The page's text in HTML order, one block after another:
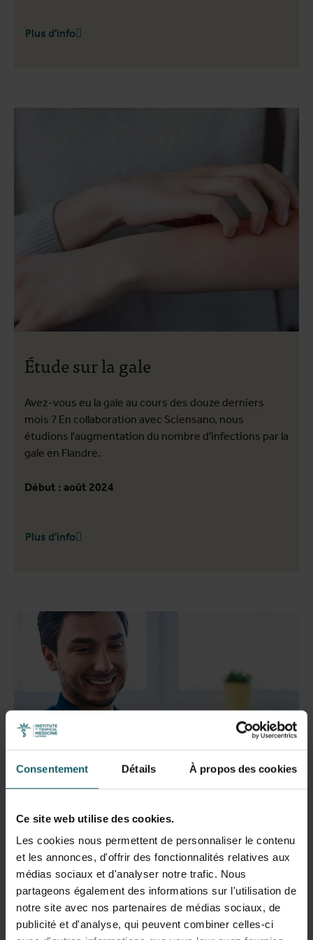
Consentement Détails À propos des cookies
Ce site web utilise des cookies.
Les cookies nous permettent de personnaliser le contenu
et les annonces, d'offrir des fonctionnalités relatives aux
médias sociaux et d'analyser notre trafic. Nous
partageons également des informations sur l'utilisation de
notre site avec nos partenaires de médias sociaux, de
publicité et d'analyse, qui peuvent combiner celles-ci
Plus d'info
Étude sur la gale
Avez-vous eu la gale au cours des douze derniers
mois ? En collaboration avec Sciensano, nous
étudions l'augmentation du nombre d'infections par la
gale en Flandre.
Début : août 2024
Plus d'info
Test2Know (T2K)
Avez-vous couru un risque de VIH ou d’une infection
sexuellement transmissible (IST) ? Commandez votre